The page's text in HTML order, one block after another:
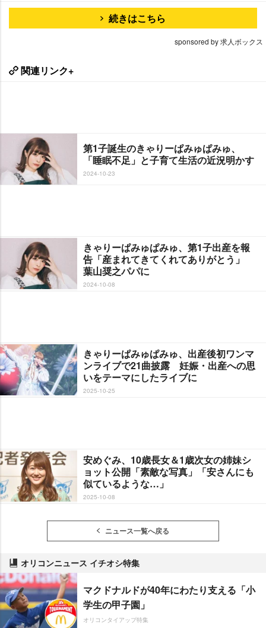
続きはこちら
sponsored by 求人ボックス
関連リンク+
第1子誕生のきゃりーぱみゅぱみゅ、
「睡眠不足」と子育て生活の近況明かす
2024-10-23
きゃりーぱみゅぱみゅ、第1子出産を報
告「産まれてきてくれてありがとう」
葉山奨之パパに
2024-10-08
きゃりーぱみゅぱみゅ、出産後初ワンマ
ンライブで21曲披露 妊娠・出産への思
いをテーマにしたライブに
2025-10-25
安めぐみ、10歳長女＆1歳次女の姉妹シ
ョット公開「素敵な写真」「安さんにも
似ているような…」
2025-10-08
ニュース一覧へ戻る
オリコンニュース イチオシ特集
マクドナルドが40年にわたり支える「小
学生の甲子園」
オリコンタイアップ特集